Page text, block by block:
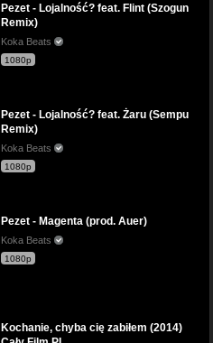
Pezet - Lojalność? feat. Flint (Szogun
Remix)
Koka Beats
1080p
Pezet - Lojalność? feat. Żaru (Sempu
Remix)
Koka Beats
1080p
Pezet - Magenta (prod. Auer)
Koka Beats
1080p
Kochanie, chyba cię zabiłem (2014)